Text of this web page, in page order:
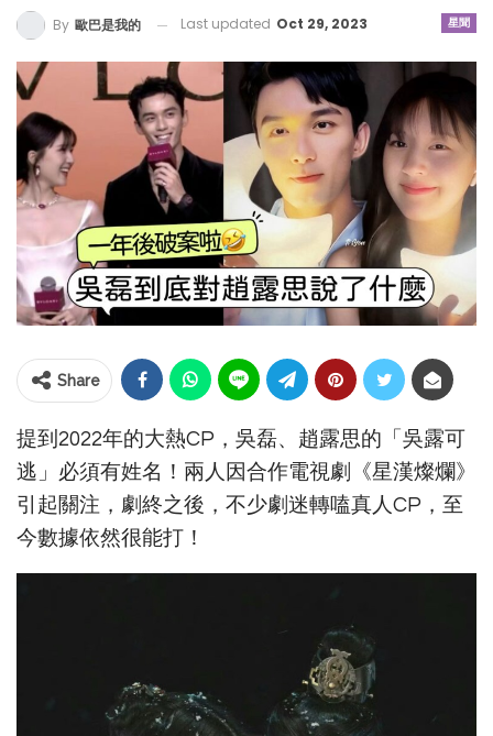
星聞
By 歐巴是我的 Last updated Oct 29, 2023
Share
提到2022年的大熱CP，吳磊、趙露思的「吳露可
逃」必須有姓名！兩人因合作電視劇《星漢燦爛》
引起關注，劇終之後，不少劇迷轉嗑真人CP，至
今數據依然很能打！